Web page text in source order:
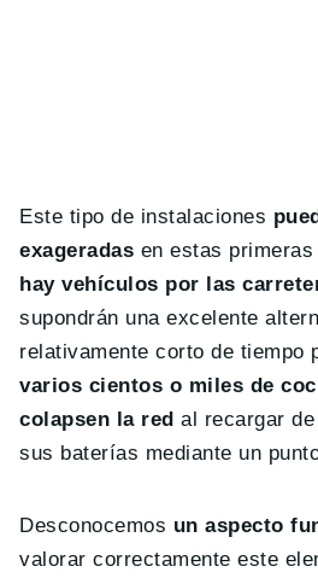
Este tipo de instalaciones
exageradas en estas
hay vehículos por las
supondrán una excelente
relativamente corto de tiempo
varios cientos o miles de
colapsen la red al recargar
sus baterías mediante un
Desconocemos un aspecto
valorar correctamente este